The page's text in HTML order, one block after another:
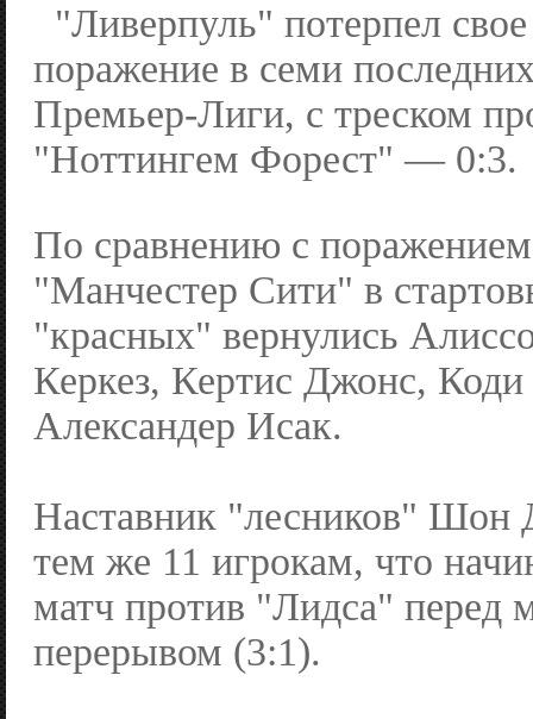
"Ливерпуль" потерпел
поражение в семи
Премьер-Лиги, с треском
"Ноттингем Форест" — 0:3.
По сравнению с
"Манчестер Сити" в
"красных" вернулись
Керкез, Кертис Джонс,
Александер Исак.
Наставник "лесников" Шон
тем же 11 игрокам, что
матч против "Лидса" перед
перерывом (3:1).